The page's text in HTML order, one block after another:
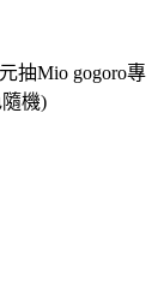
抽Mio gogoro專
機)